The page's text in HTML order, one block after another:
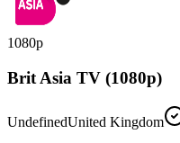
1080p
Brit Asia TV (1080p)
UndefinedUnited Kingdom